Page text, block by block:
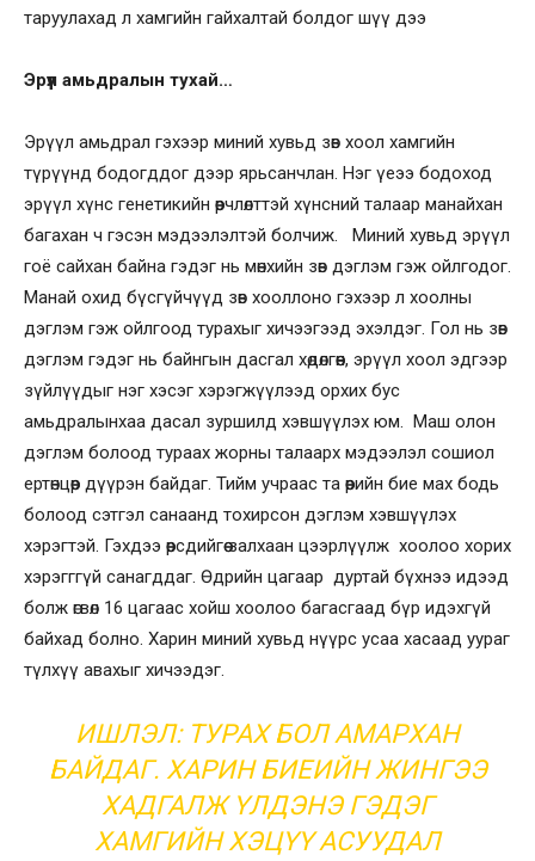
таруулахад л хамгийн гайхалтай болдог шүү дээ
Эрүүл амьдралын тухай…
Эрүүл амьдрал гэхээр миний хувьд зөв хоол хамгийн
түрүүнд бодогддог дээр ярьсанчлан. Нэг үеээ бодоход
эрүүл хүнс генетикийн өөрчлөлттэй хүнсний талаар манайхан
багахан ч гэсэн мэдээлэлтэй болчиж. Миний хувьд эрүүл
гоё сайхан байна гэдэг нь мөнхийн зөв дэглэм гэж ойлгодог.
Манай охид бүсгүйчүүд зөв хооллоно гэхээр л хоолны
дэглэм гэж ойлгоод турахыг хичээгээд эхэлдэг. Гол нь зөв
дэглэм гэдэг нь байнгын дасгал хөдөлгөөн, эрүүл хоол эдгээр
зүйлүүдыг нэг хэсэг хэрэгжүүлээд орхих бус
амьдралынхаа дасал зуршилд хэвшүүлэх юм. Маш олон
дэглэм болоод тураах жорны талаарх мэдээлэл сошиол
ертөнцөөр дүүрэн байдаг. Тийм учраас та өөрийн бие мах бодь
болоод сэтгэл санаанд тохирсон дэглэм хэвшүүлэх
хэрэгтэй. Гэхдээ өөрсдийгөө залхаан цээрлүүлж хоолоо хорих
хэрэгггүй санагддаг. Өдрийн цагаар дуртай бүхнээ идээд
болж өгвөл 16 цагаас хойш хоолоо багасгаад бүр идэхгүй
байхад болно. Харин миний хувьд нүүрс усаа хасаад уураг
түлхүү авахыг хичээдэг.
ИШЛЭЛ: ТУРАХ БОЛ АМАРХАН
БАЙДАГ. ХАРИН БИЕИЙН ЖИНГЭЭ
ХАДГАЛЖ ҮЛДЭНЭ ГЭДЭГ
ХАМГИЙН ХЭЦҮҮ АСУУДАЛ